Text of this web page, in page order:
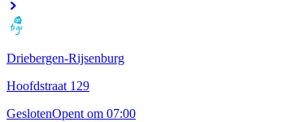
Driebergen-Rijsenburg
Hoofdstraat 129
GeslotenOpent om 07:00